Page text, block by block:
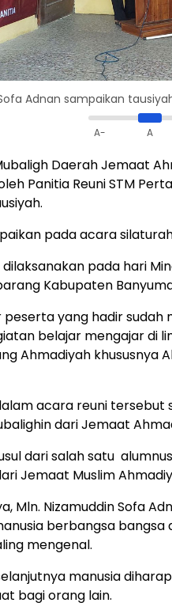
Adnan sampaikan
A- A
Daerah Jemaat
Panitia Reuni STM
pada acara
pada hari
Kabupaten
peserta yang hadir
belajar mengajar di
Ahmadiyah khususnya
acara reuni
dari Jemaat
dari salah satu
Jemaat Muslim
Mln. Nizamuddin Sofa
berbangsa
mengenal.
manusia
bagi orang lain.